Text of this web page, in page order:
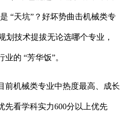
“天坑”？好坏势曲击机械类专
划技术提拔无论选哪个专业，
的 “芳华饭”。
机械类专业中热度最高、成长
先看学科实力600分以上优先